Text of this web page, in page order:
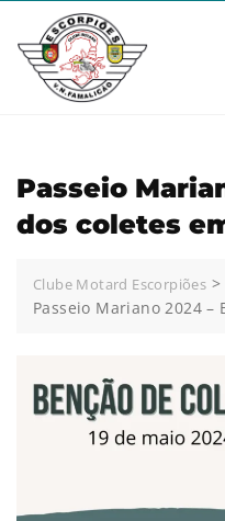
content
Passeio
dos coletes
Clube Motard Escorpiões >
Passeio Mariano 2024 –